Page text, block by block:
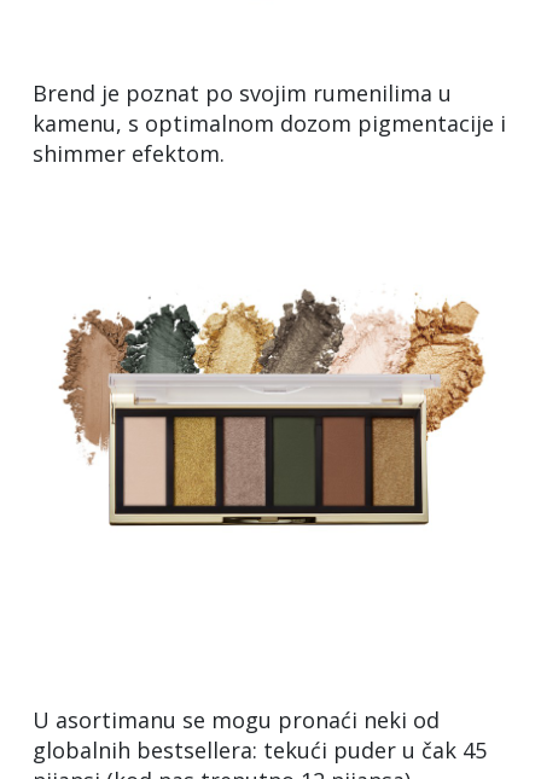
Brend je poznat po svojim rumenilima u
kamenu, s optimalnom dozom pigmentacije i
shimmer efektom.
U asortimanu se mogu pronaći neki od
globalnih bestsellera: tekući puder u čak 45